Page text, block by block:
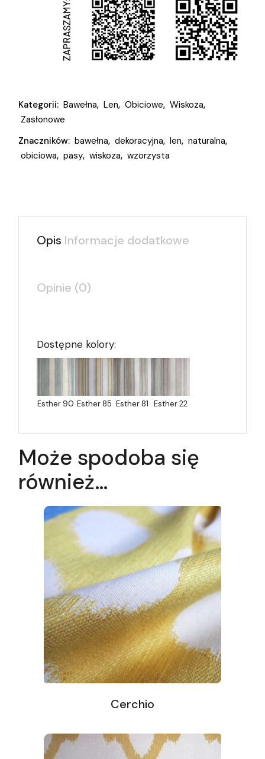
Kategorii: Bawełna, Len, Obiciowe, Wiskoza,
Zasłonowe
Znaczników: bawełna, dekoracyjna, len, naturalna,
obiciowa, pasy, wiskoza, wzorzysta
Opis Informacje dodatkowe
Opinie (0)
Dostępne kolory:
Esther 90 Esther 85 Esther 81 Esther 22
Może spodoba się
również…
Cerchio